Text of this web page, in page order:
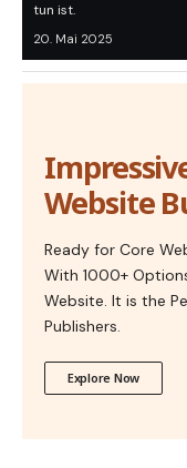
tun ist.
20. Mai 2025
Website
Ready for Core
With 1000+
Website. It is the
Publishers.
Explore Now